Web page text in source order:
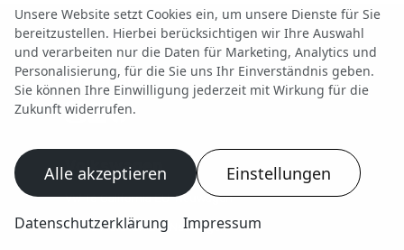
Folgen Sie uns
Autohaus
Folgen
Sie
Instagram
Autohaus
Besuchen
Sie
Kanal
Autohaus
Folgen
Sie
Facebook
Volkswagen
VW T6 California EU-Neuwagen
VW T6 Multivan EU-Neuwagen
Unsere Website setzt Cookies ein, um unsere Dienste für Sie
bereitzustellen. Hierbei berücksichtigen wir Ihre Auswahl
und verarbeiten nur die Daten für Marketing, Analytics und
Personalisierung, für die Sie uns Ihr Einverständnis geben.
Sie können Ihre Einwilligung jederzeit mit Wirkung für die
Zukunft widerrufen.
Alle akzeptieren Einstellungen
Datenschutzerklärung Impressum